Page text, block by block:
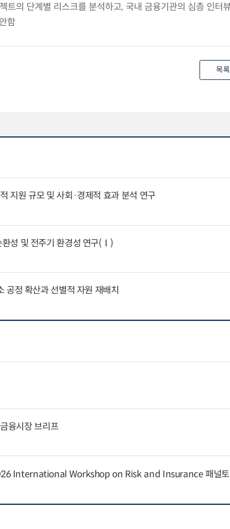
트의 단계별 리스크를 분석하고, 국내 금융기관의 심층 인터
함
목
지원 규모 및 사회·경제적 효과 분석 연구
환성 및 전주기 환경성 연구(Ⅰ)
공정 확산과 선별적 자원 재배치
융시장 브리프
International Workshop on Risk and Insurance 패널토